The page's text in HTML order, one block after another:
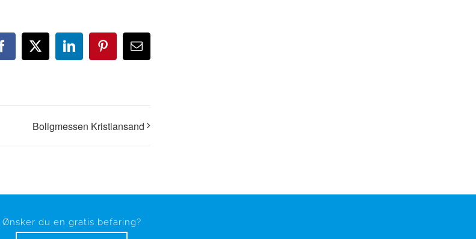
Facebook
X LinkedInPinterest
E-
post
Boligmessen Kristiansand
Ønsker du en gratis befaring?